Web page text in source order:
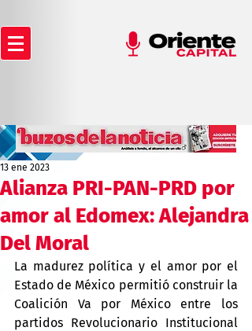
Alianza PRI-PAN-PRD por
amor al Edomex: Alejandra
Del Moral
13 ene 2023
La madurez política y el amor por el
Estado de México permitió construir la
Coalición Va por México entre los
partidos Revolucionario Institucional